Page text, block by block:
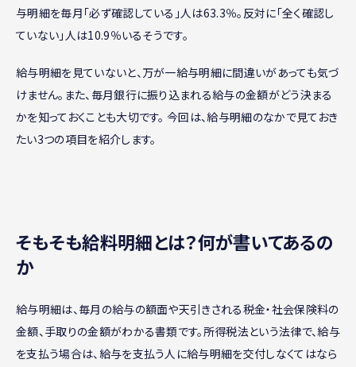
与明細を毎月「必ず確認している」人は63.3％。反対に「全く確認し
ていない」人は10.9％いるそうです。
給与明細を見ていないと、万が一給与明細に間違いがあっても気づ
けません。また、毎月銀行に振り込まれる給与の金額がどう決まる
かを知っておくことも大切です。 今回は、給与明細のなかで見ておき
たい3つの項目を紹介します。
そもそも給料明細とは？何が書いてあるの
か
給与明細は、毎月の給与の額面や天引きされる税金・社会保険料の
金額、手取りの金額がわかる書類です。所得税法という法律で、給与
を支払う場合は、給与を支払う人に給与明細を交付しなくてはなら